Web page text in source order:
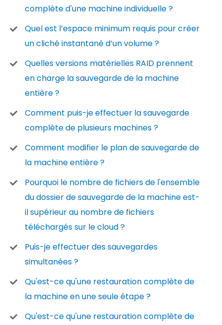
complète d'une machine individuelle ?
Quel est l’espace minimum requis pour créer
un cliché instantané d’un volume ?
Quelles versions matérielles RAID prennent
en charge la sauvegarde de la machine
entière ?
Comment puis-je effectuer la sauvegarde
complète de plusieurs machines ?
Comment modifier le plan de sauvegarde de
la machine entière ?
Pourquoi le nombre de fichiers de l'ensemble
du dossier de sauvegarde de la machine est-
il supérieur au nombre de fichiers
téléchargés sur le cloud ?
Puis-je effectuer des sauvegardes
simultanées ?
Qu'est-ce qu'une restauration complète de
la machine en une seule étape ?
Qu'est-ce qu'une restauration complète de